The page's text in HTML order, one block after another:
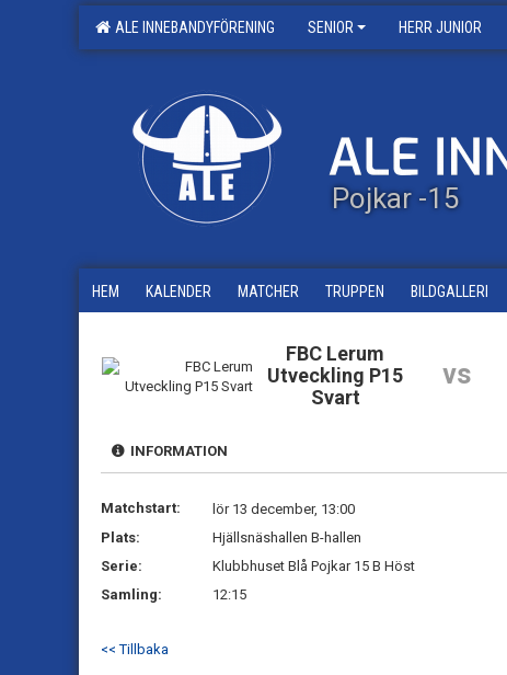
ALE INNEBANDYFÖRENING SENIOR HERR JUNIOR
Pojkar -15
HEM KALENDER MATCHER TRUPPEN BILDGALLERI
FBC Lerum
Utveckling P15
Svart
vs
INFORMATION
Matchstart:
lör 13 december, 13:00
Plats:
Hjällsnäshallen B-hallen
Serie:
Klubbhuset Blå Pojkar 15 B Höst
Samling:
12:15
<< Tillbaka